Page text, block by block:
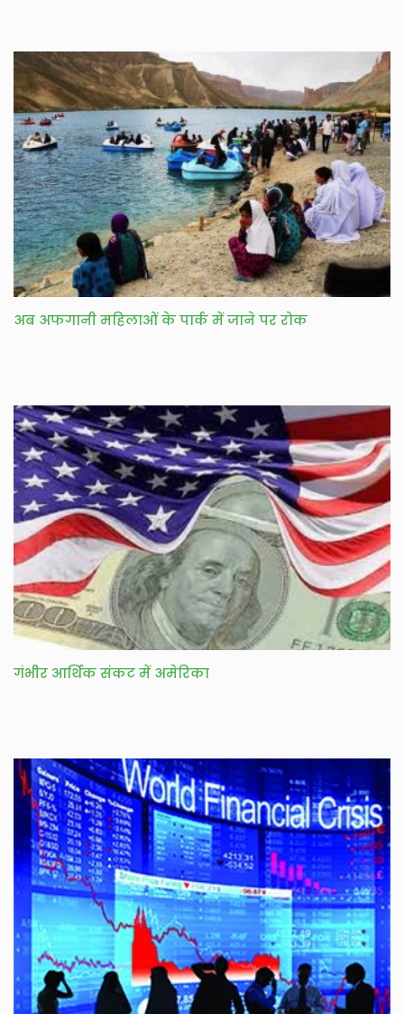
अब अफगानी महिलाओं के पार्क में जाने पर रोक
गंभीर आर्थिक संकट में अमेरिका